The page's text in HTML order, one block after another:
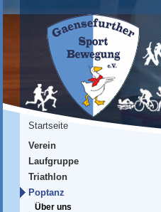
Startseite
Verein
Laufgruppe
Triathlon
Poptanz
Über uns